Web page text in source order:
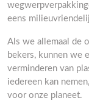
eens
Als we allemaal de
bekers, kunnen we
verminderen van
iedereen kan
voor onze planeet.